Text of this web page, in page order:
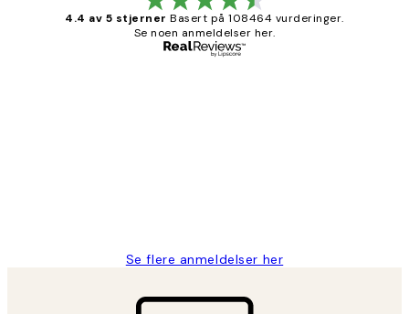
4.4 av 5 stjerner Basert på 108464 vurderinger.
Se noen anmeldelser her.
Se flere anmeldelser her